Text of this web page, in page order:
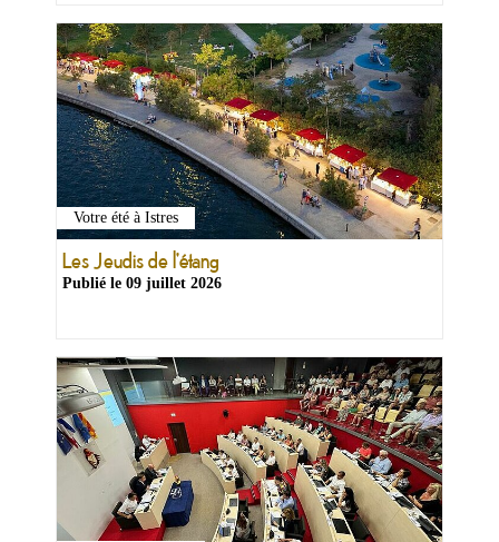
Votre été à Istres
Les Jeudis de l'étang
Publié le 09 juillet 2026